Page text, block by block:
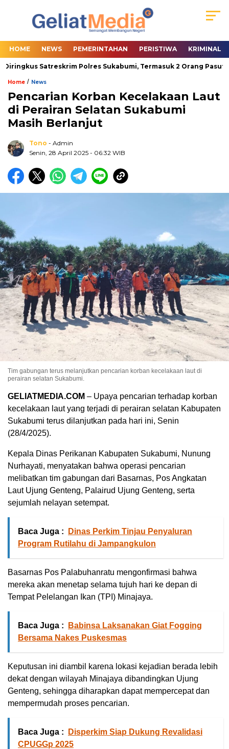
HOME NEWS PEMERINTAHAN PERISTIWA KRIMINAL
Satreskrim Polres Sukabumi, Termasuk 2 Orang Pasutri
Home / News
Pencarian Korban Kecelakaan Laut
di Perairan Selatan Sukabumi
Masih Berlanjut
Tono - Admin
Senin, 28 April 2025 - 06:32 WIB
Tim gabungan terus melanjutkan pencarian korban kecelakaan laut di
perairan selatan Sukabumi.
GELIATMEDIA.COM – Upaya pencarian terhadap korban
kecelakaan laut yang terjadi di perairan selatan Kabupaten
Sukabumi terus dilanjutkan pada hari ini, Senin
(28/4/2025).
Kepala Dinas Perikanan Kabupaten Sukabumi, Nunung
Nurhayati, menyatakan bahwa operasi pencarian
melibatkan tim gabungan dari Basarnas, Pos Angkatan
Laut Ujung Genteng, Palairud Ujung Genteng, serta
sejumlah nelayan setempat.
Baca Juga :
Dinas Perkim Tinjau Penyaluran
Program Rutilahu di Jampangkulon
Basarnas Pos Palabuhanratu mengonfirmasi bahwa
mereka akan menetap selama tujuh hari ke depan di
Tempat Pelelangan Ikan (TPI) Minajaya.
Baca Juga :
Babinsa Laksanakan Giat Fogging
Bersama Nakes Puskesmas
Keputusan ini diambil karena lokasi kejadian berada lebih
dekat dengan wilayah Minajaya dibandingkan Ujung
Genteng, sehingga diharapkan dapat mempercepat dan
mempermudah proses pencarian.
Baca Juga :
Disperkim Siap Dukung Revalidasi
CPUGGp 2025